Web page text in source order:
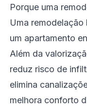
Porque uma
Uma
um apartamento
Além da
reduz risco de
elimina
melhora conforto